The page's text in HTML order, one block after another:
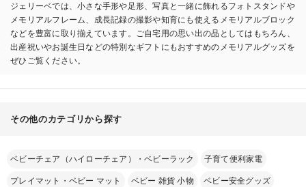
ジェリーベでは、小さな手形や足形、写真と一緒に飾れるフォトスタンドや
メモリアルフレーム、成長記録の撮影や知育にも使えるメモリアルブロック
などを豊富に取り揃えています。ご自宅用の思い出の品としてはもちろん、
出産祝いやお誕生日などの特別なギフトにもおすすめのメモリアルグッズを
ぜひご覧ください。
その他のカテゴリから探す
ベビーチェア（ハイローチェア）・ベビーラック 子育て便利家電
プレイマット・ベビー マット ベビー 雑貨 小物 ベビー安全グッズ